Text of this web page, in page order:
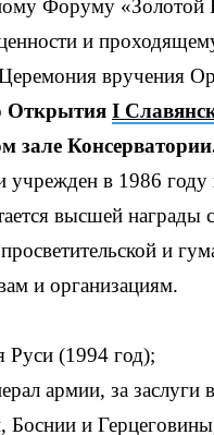
Форуму «Золотой
и
вручения
Открытия I
зале
учрежден в 1986 году
высшей награды
и
и организациям.
Руси (1994 год);
армии, за заслуги
и